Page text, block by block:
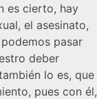
es cierto, hay
el asesinato,
pasar
deber
lo es, que
pues con él,